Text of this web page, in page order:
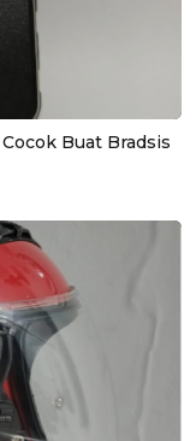
Buat Bradsis